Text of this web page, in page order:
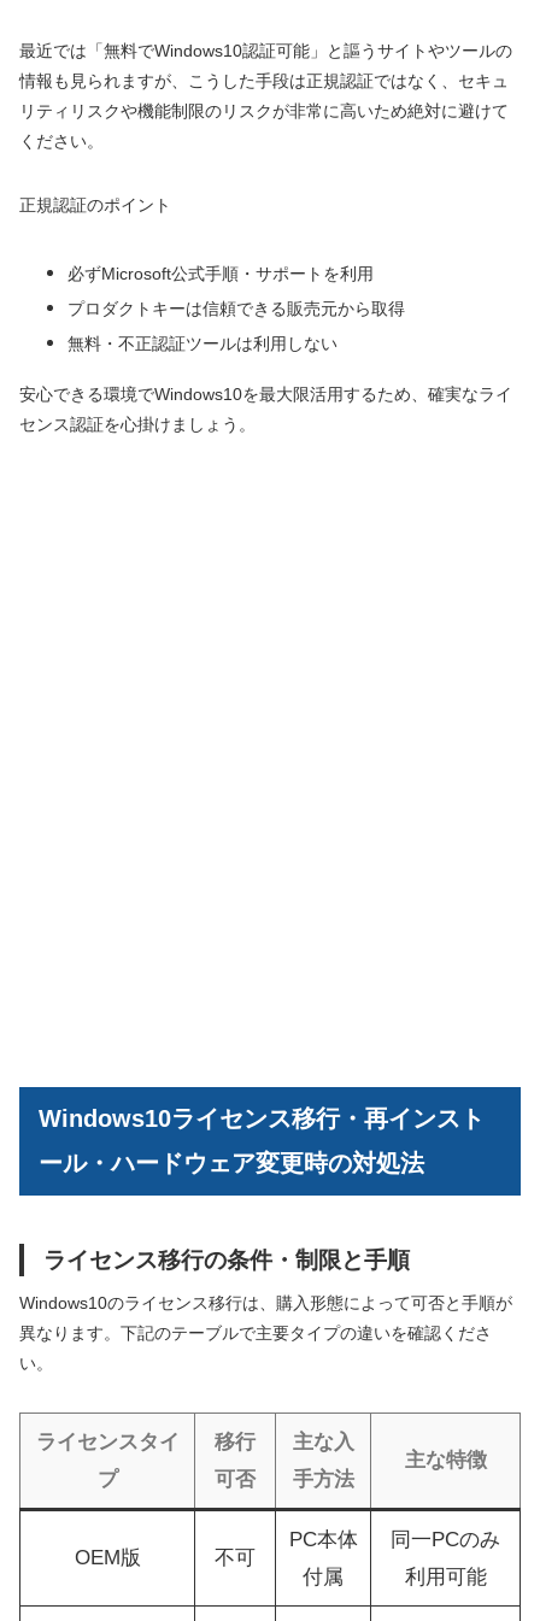
最近では「無料でWindows10認証可能」と謳うサイトやツールの
情報も見られますが、こうした手段は正規認証ではなく、セキュ
リティリスクや機能制限のリスクが非常に高いため絶対に避けて
ください。
正規認証のポイント
必ずMicrosoft公式手順・サポートを利用
プロダクトキーは信頼できる販売元から取得
無料・不正認証ツールは利用しない
安心できる環境でWindows10を最大限活用するため、確実なライ
センス認証を心掛けましょう。
Windows10ライセンス移行・再インスト
ール・ハードウェア変更時の対処法
ライセンス移行の条件・制限と手順
Windows10のライセンス移行は、購入形態によって可否と手順が
異なります。下記のテーブルで主要タイプの違いを確認くださ
い。
ライセンスタイ
プ
移行
可否
主な入
手方法
主な特徴
OEM版 不可
PC本体
付属
同一PCのみ
利用可能